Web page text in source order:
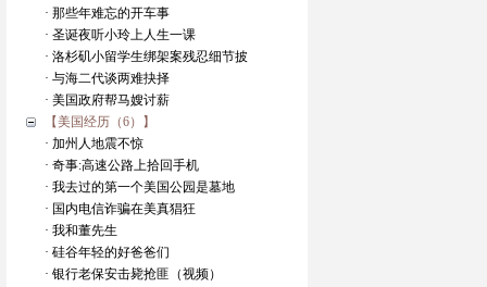
· 那些年难忘的开车事
· 圣诞夜听小玲上人生一课
· 洛杉矶小留学生绑架案残忍细节披
· 与海二代谈两难抉择
· 美国政府帮马嫂讨薪
【美国经历（6）】
· 加州人地震不惊
· 奇事:高速公路上拾回手机
· 我去过的第一个美国公园是墓地
· 国内电信诈骗在美真猖狂
· 我和董先生
· 硅谷年轻的好爸爸们
· 银行老保安击毙抢匪（视频）